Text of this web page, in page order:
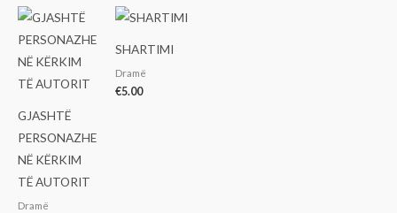
GJASHTË
PERSONAZHE
NË KËRKIM
TË AUTORIT
Dramë
SHARTIMI
Dramë
€5.00